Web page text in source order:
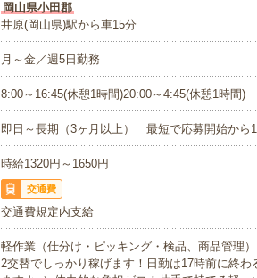
岡山県小田郡
井原(岡山県)駅から車15分
月～金／週5日勤務
8:00～16:45(休憩1時間)20:00～4:45(休憩1時間)
即日～長期（3ヶ月以上） 最短で応募開始から1
時給1320円～1650円
交通費
交通費規定内支給
軽作業（仕分け・ピッキング・検品、商品管理）
2交替でしっかり稼げます！日勤は17時前に終